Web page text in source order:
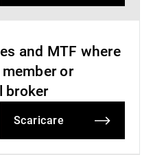
and MTF where
or
broker
Scaricare